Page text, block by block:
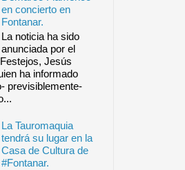
en concierto en
Fontanar.
La noticia ha sido
anunciada por el
Jesús
ha informado
previsiblemente-
La Tauromaquia
tendrá su lugar en la
Casa de Cultura de
#Fontanar.